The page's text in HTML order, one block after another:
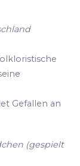
Gefallen an
(gespielt